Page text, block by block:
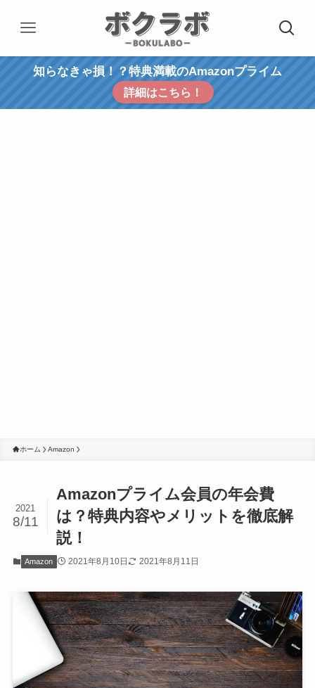
知らなきゃ損！？特典満載のAmazonプライム
詳細はこちら！
ホーム Amazon
Amazonプライム会員の年会費
は？特典内容やメリットを徹底解
説！
2021
8/11
Amazon 2021年8月10日 2021年8月11日